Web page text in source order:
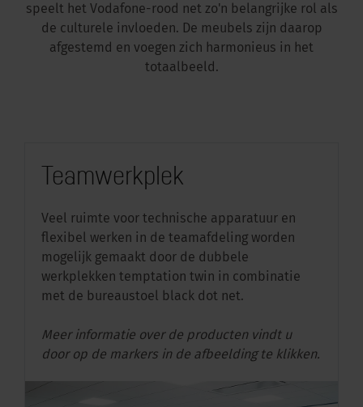
speelt het Vodafone-rood net zo'n belangrijke rol als
de culturele invloeden. De meubels zijn daarop
afgestemd en voegen zich harmonieus in het
totaalbeeld.
Teamwerkplek
Veel ruimte voor technische apparatuur en
flexibel werken in de teamafdeling worden
mogelijk gemaakt door de dubbele
werkplekken temptation twin in combinatie
met de bureaustoel black dot net.
Meer informatie over de producten vindt u
door op de markers in de afbeelding te klikken.